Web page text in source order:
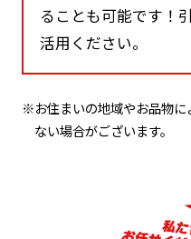
ることも可能です！
活用ください。
※お住まいの地域やお品物に
ない場合がございます。